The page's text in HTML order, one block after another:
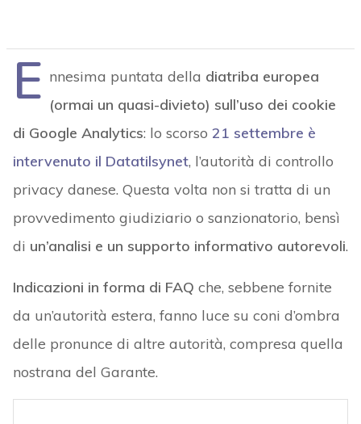
E nnesima puntata della diatriba europea
(ormai un quasi-divieto) sull’uso dei cookie
di Google Analytics: lo scorso 21 settembre è
intervenuto il Datatilsynet, l’autorità di controllo
privacy danese. Questa volta non si tratta di un
provvedimento giudiziario o sanzionatorio, bensì
di un’analisi e un supporto informativo autorevoli.
Indicazioni in forma di FAQ che, sebbene fornite
da un’autorità estera, fanno luce su coni d’ombra
delle pronunce di altre autorità, compresa quella
nostrana del Garante.